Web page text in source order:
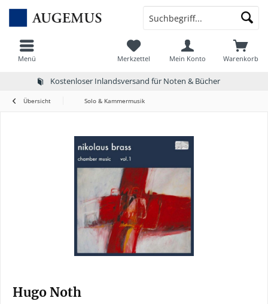
Kostenloser Inlandsversand für Noten & Bücher
Menü Warenkorb
Merkzettel Mein Konto
Übersicht Solo & Kammermusik
Hugo Noth